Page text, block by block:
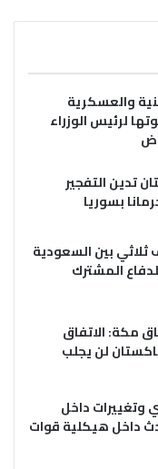
والعسكرية
لرئيس الوزراء
تدين التفجير
بسوريا
ثلاثي بين السعودية
المشترك
مكة: الاتفاق
لن يجلب
وتغييرات داخل
داخل هيكلية قوات